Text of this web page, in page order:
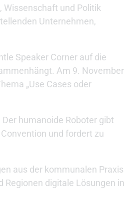
Wissenschaft und Politik
Unternehmen,
Speaker Corner auf die
Am 9. November
„Use Cases oder
humanoide Roboter gibt
und fordert zu
aus der kommunalen Praxis
Regionen digitale Lösungen in